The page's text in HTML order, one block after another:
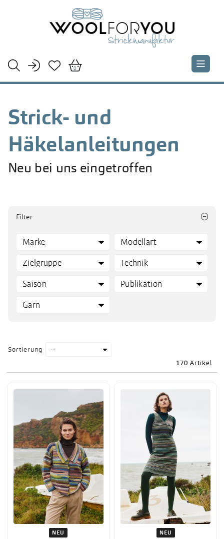
   0
 
Strick- und
Häkelanleitungen
Neu bei uns eingetroffen
Filter
Sortierung
170 Artikel
NEU NEU
170 Artikel